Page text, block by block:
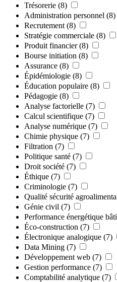
Trésorerie (8)
Administration personnel (8)
Recrutement (8)
Stratégie commerciale (8)
Produit financier (8)
Bourse initiation (8)
Assurance (8)
Épidémiologie (8)
Éducation populaire (8)
Pédagogie (8)
Analyse factorielle (7)
Calcul scientifique (7)
Analyse numérique (7)
Chimie physique (7)
Filtration (7)
Politique santé (7)
Droit société (7)
Éthique (7)
Criminologie (7)
Qualité sécurité
Génie civil (7)
Performance énergétique
Éco-construction (7)
Électronique analogique (7)
Data Mining (7)
Développement web (7)
Gestion performance (7)
Comptabilité analytique (7)